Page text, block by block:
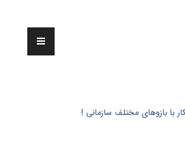
با بازوهای مختلف سازمانی !